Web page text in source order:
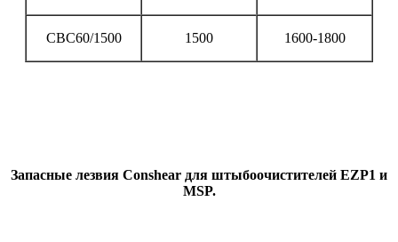
СВС60/1500 1500 1600-1800
Запасные лезвия Conshear для штыбоочистителей EZP1 и
MSP.